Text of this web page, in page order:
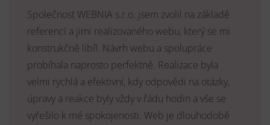
Společnost WEBNIA s.r.o. jsem zvolil na základě
referencí a jimi realizovaného webu, který se mi
konstrukčně libíl. Návrh webu a spolupráce
probíhala naprosto perfektně. Realizace byla
velmi rychlá a efektivní, kdy odpovědi na otázky,
úpravy a reakce byly vždy v řádu hodin a vše se
vyřešilo k mé spokojenosti. Web je dlouhodobě